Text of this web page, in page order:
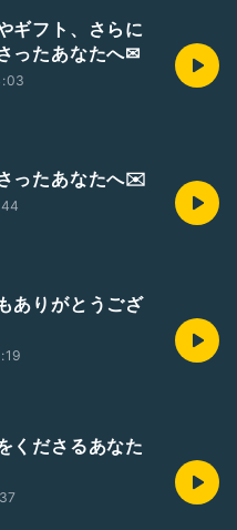
ギフト、さらに
ったあなたへ✉
ったあなたへ✉️
ありがとうござ
くださるあなた